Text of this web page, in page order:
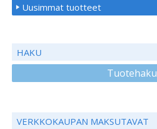
Uusimmat tuotteet
HAKU
Tuotehaku
VERKKOKAUPAN MAKSUTAVAT